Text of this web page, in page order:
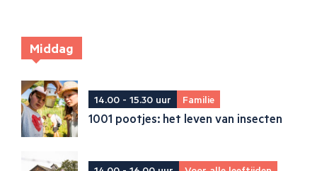
Middag
14.00 - 15.30 uur Familie
1001 pootjes: het leven van insecten